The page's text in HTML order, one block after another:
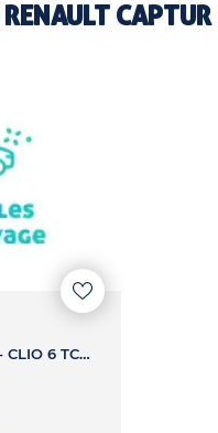
RENAULT CAPTUR
TCE 115 CH TECHNO - CLIO 6 TCE 115 CH TECHNO